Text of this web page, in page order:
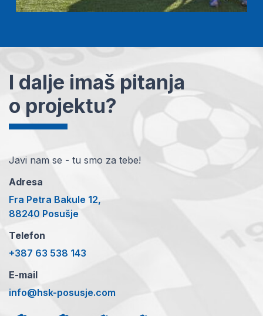
I dalje imaš pitanja
o projektu?
Javi nam se - tu smo za tebe!
Adresa
Fra Petra Bakule 12,
88240 Posušje
Telefon
+387 63 538 143
E-mail
info@hsk-posusje.com